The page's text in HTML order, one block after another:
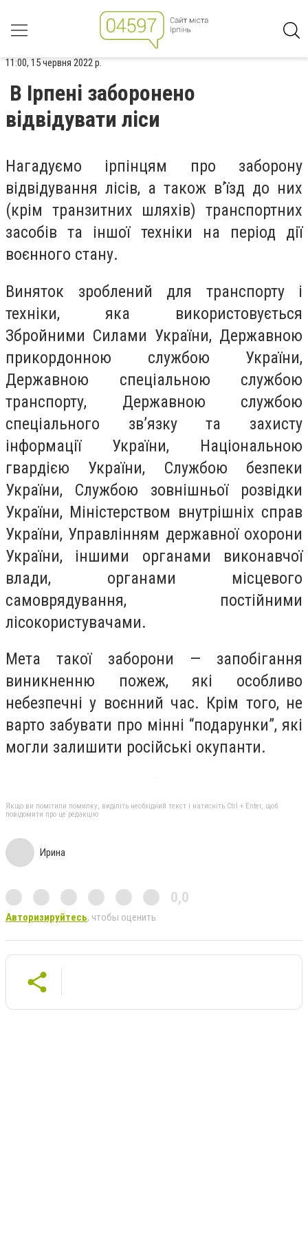
11:00, 15 червня 2022 р.
В Ірпені заборонено
відвідувати ліси
Нагадуємо ірпінцям про заборону
відвідування лісів, а також в’їзд до них
(крім транзитних шляхів) транспортних
засобів та іншої техніки на період дії
воєнного стану.
Виняток зроблений для транспорту і
техніки, яка використовується
Збройними Силами України, Державною
прикордонною службою України,
Державною спеціальною службою
транспорту, Державною службою
спеціального зв’язку та захисту
інформації України, Національною
гвардією України, Службою безпеки
України, Службою зовнішньої розвідки
України, Міністерством внутрішніх справ
України, Управлінням державної охорони
України, іншими органами виконавчої
влади, органами місцевого
самоврядування, постійними
лісокористувачами.
Мета такої заборони — запобігання
виникненню пожеж, які особливо
небезпечні у воєнний час. Крім того, не
варто забувати про мінні “подарунки”, які
могли залишити російські окупанти.
Якщо ви помітили помилку, виділіть необхідний текст і натисніть Ctrl + Enter, щоб
повідомити про це редакцію
Ирина
0,0
Авторизируйтесь, чтобы оценить